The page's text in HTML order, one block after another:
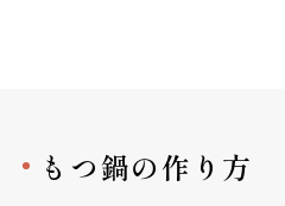
もつ鍋の作り方